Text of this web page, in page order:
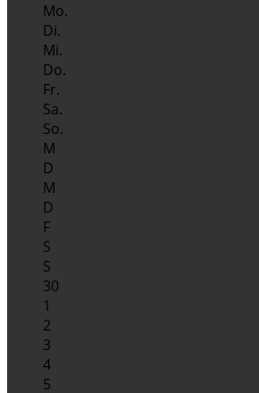
Mo.
Di.
Mi.
Do.
Fr.
Sa.
So.
M
D
M
D
F
S
S
30
1
2
3
4
5